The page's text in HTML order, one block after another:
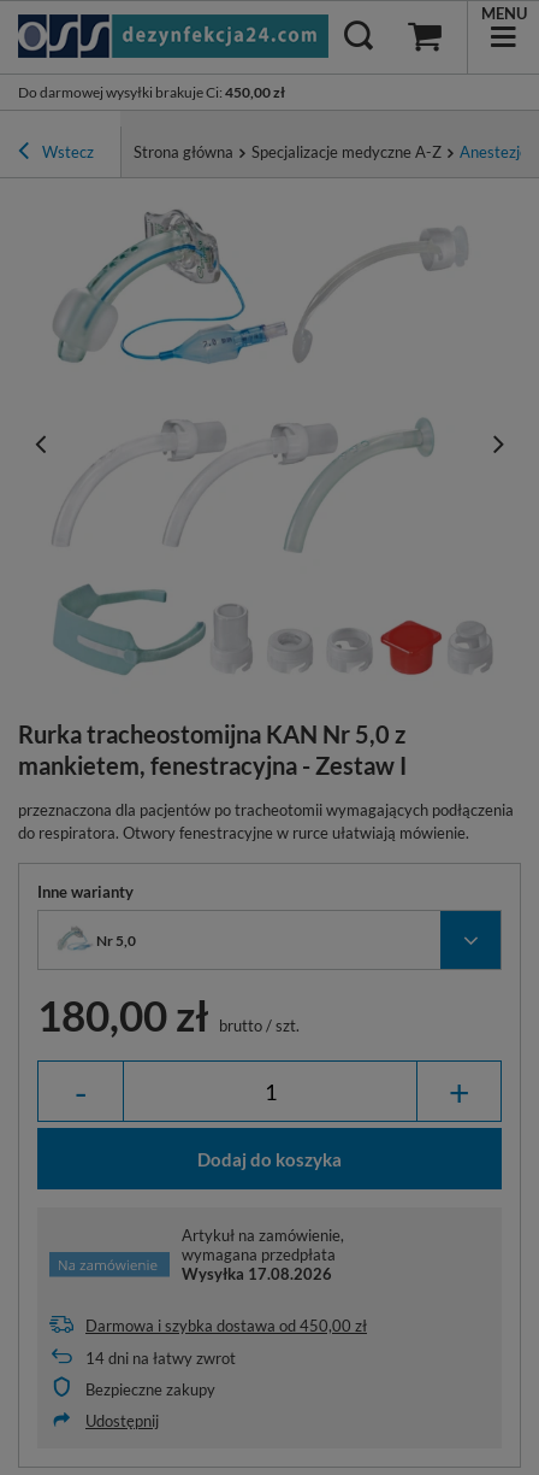
Do darmowej wysyłki brakuje Ci: 450,00 zł
MENU
Wstecz Strona główna Specjalizacje medyczne A-Z
Rurka tracheostomijna KAN Nr 5,0 z
mankietem, fenestracyjna - Zestaw I
przeznaczona dla pacjentów po tracheotomii wymagających podłączenia
do respiratora. Otwory fenestracyjne w rurce ułatwiają mówienie.
Inne warianty
Nr 5,0
180,00 zł brutto/szt.
- +
Dodaj do koszyka
Artykuł na zamówienie,
wymagana przedpłata
Wysyłka 17.08.2026
Darmowa i szybka dostawa od450,00 zł
14dni na łatwy zwrot
Bezpieczne zakupy
Udostępnij